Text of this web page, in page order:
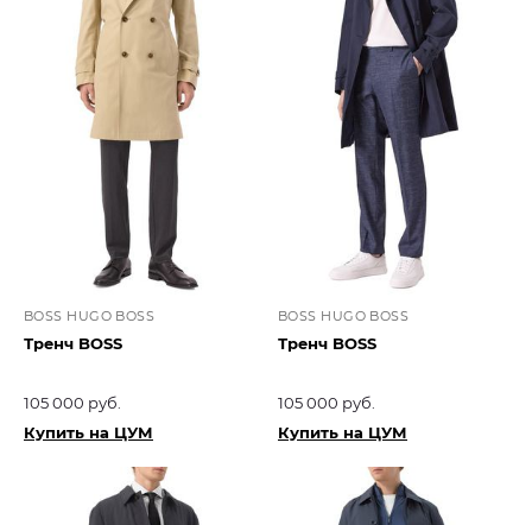
BOSS HUGO BOSS
Тренч BOSS
105 000 руб.
Купить на ЦУМ
BOSS HUGO BOSS
Тренч BOSS
105 000 руб.
Купить на ЦУМ